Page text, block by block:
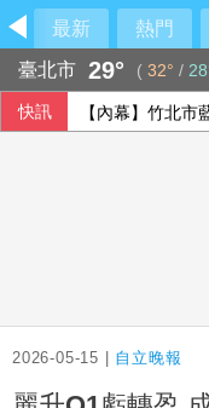
最新 熱門
臺北市 29° ( 32° /
快訊 【內幕】竹北
2026-05-15 | 自立晚報